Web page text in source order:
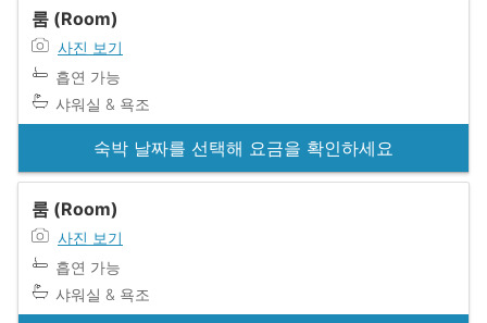
룸 (Room)
사진 보기
흡연 가능
샤워실 & 욕조
숙박 날짜를 선택해 요금을 확인하세요
룸 (Room)
사진 보기
흡연 가능
샤워실 & 욕조